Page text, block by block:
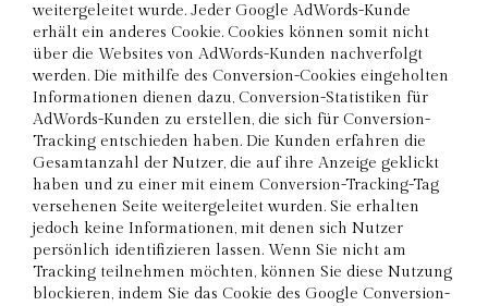
weitergeleitet wurde. Jeder Google AdWords-Kunde
erhält ein anderes Cookie. Cookies können somit nicht
über die Websites von AdWords-Kunden nachverfolgt
werden. Die mithilfe des Conversion-Cookies eingeholten
Informationen dienen dazu, Conversion-Statistiken für
AdWords-Kunden zu erstellen, die sich für Conversion-
Tracking entschieden haben. Die Kunden erfahren die
Gesamtanzahl der Nutzer, die auf ihre Anzeige geklickt
haben und zu einer mit einem Conversion-Tracking-Tag
versehenen Seite weitergeleitet wurden. Sie erhalten
jedoch keine Informationen, mit denen sich Nutzer
persönlich identifizieren lassen. Wenn Sie nicht am
Tracking teilnehmen möchten, können Sie diese Nutzung
blockieren, indem Sie das Cookie des Google Conversion-